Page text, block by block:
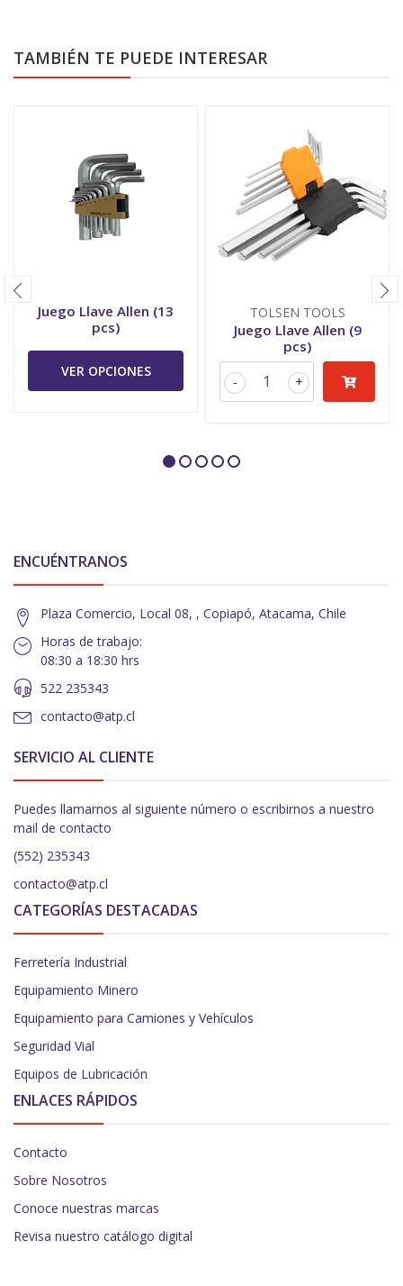
TAMBIÉN TE PUEDE INTERESAR
Juego Llave Allen (13
pcs)
VER OPCIONES
TOLSEN TOOLS
Juego Llave Allen (9
pcs)
+
-
ENCUÉNTRANOS
Plaza Comercio, Local 08, , Copiapó, Atacama, Chile
Horas de trabajo:
08:30 a 18:30 hrs
522 235343
contacto@atp.cl
SERVICIO AL CLIENTE
Puedes llamarnos al siguiente número o escribirnos a nuestro
mail de contacto
(552) 235343
contacto@atp.cl
CATEGORÍAS DESTACADAS
Ferretería Industrial
Equipamiento Minero
Equipamiento para Camiones y Vehículos
Seguridad Vial
Equipos de Lubricación
ENLACES RÁPIDOS
Contacto
Sobre Nosotros
Conoce nuestras marcas
Revisa nuestro catálogo digital